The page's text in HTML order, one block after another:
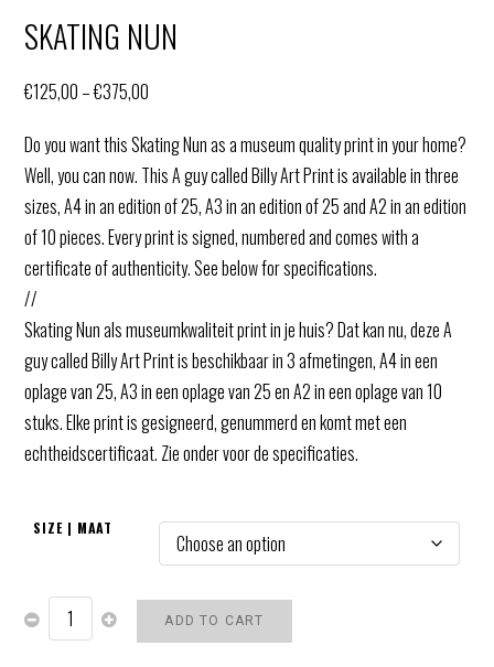
SKATING NUN
€125,00 –€375,00
i
c
e
r
a
g
e
:
€
1
t
Do you want this Skating Nun as a museum quality print in your home?
Well, you can now. This A guy called Billy Art Print is available in three
sizes, A4 in an edition of 25, A3 in an edition of 25 and A2 in an edition
of 10 pieces. Every print is signed, numbered and comes with a
certificate of authenticity. See below for specifications.
//
Skating Nun als museumkwaliteit print in je huis? Dat kan nu, deze A
guy called Billy Art Print is beschikbaar in 3 afmetingen, A4 in een
oplage van 25, A3 in een oplage van 25 en A2 in een oplage van 10
stuks. Elke print is gesigneerd, genummerd en komt met een
echtheidscertificaat. Zie onder voor de specificaties.
SIZE | MAAT
SKATING
ADD TO CART